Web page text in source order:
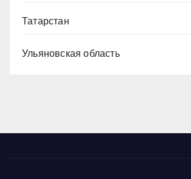
Татарстан
Ульяновская область